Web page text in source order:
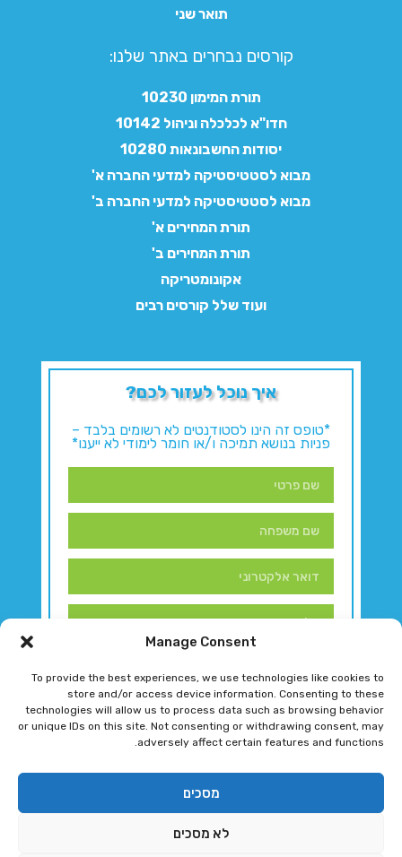
Manage Consent
To provide the best experiences, we use technologies like cookies to
store and/or access device information. Consenting to these
technologies will allow us to process data such as browsing behavior
or unique IDs on this site. Not consenting or withdrawing consent, may
adversely affect certain features and functions.
מסכים
לא מסכים
תואר שני
קורסים נבחרים באתר שלנו:​
תורת המימון 10230
חדו"א לכלכלה וניהול 10142
יסודות החשבונאות 10280
מבוא לסטטיסטיקה למדעי החברה א'
מבוא לסטטיסטיקה למדעי החברה ב'
תורת המחירים א'
תורת המחירים ב'
אקונומטריקה
ועוד שלל קורסים רבים
איך נוכל לעזור לכם?
*טופס זה הינו לסטודנטים לא רשומים בלבד –
פניות בנושא תמיכה ו/או חומר לימודי לא ייענו*